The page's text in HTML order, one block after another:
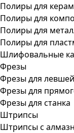
Полиры для
Полиры для
Полиры для
Полиры для
Шлифовальные
Фрезы
Фрезы для левшей
Фрезы для
Фрезы для станка
Штрипсы
Штрипсы c